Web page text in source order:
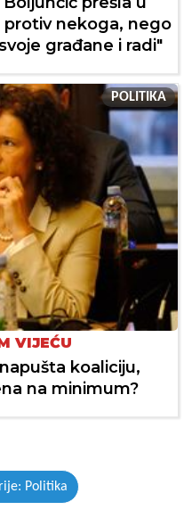
nekoga, nego
građane i radi"
POLITIKA
VIJEĆU
koaliciju,
na minimum?
Politika